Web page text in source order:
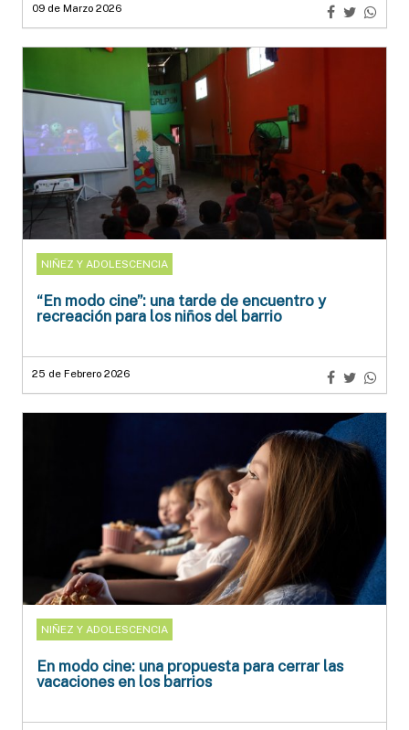
09 de Marzo 2026
NIÑEZ Y ADOLESCENCIA
“En modo cine”: una tarde de encuentro y
recreación para los niños del barrio
25 de Febrero 2026
NIÑEZ Y ADOLESCENCIA
En modo cine: una propuesta para cerrar las
vacaciones en los barrios